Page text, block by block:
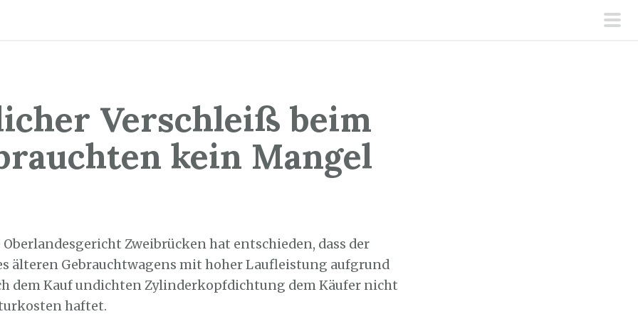
Verschleiß beim
kein Mangel
Oberlandesgericht Zweibrücken hat entschieden, dass der
älteren Gebrauchtwagens mit hoher Laufleistung aufgrund
dem Kauf undichten Zylinderkopfdichtung dem Käufer nicht
haftet.